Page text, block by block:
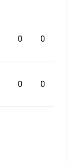
0 0
0 0